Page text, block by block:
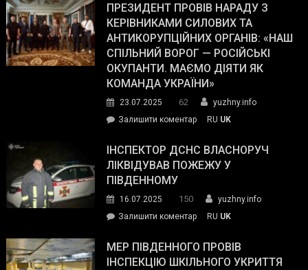
Street
Journal.
Південному
працівникам
ОПЗ
з
матеріального
резерву
гуманітарну
допомогу
ПРЕЗИДЕНТ ПРОВІВ НАРАДУ З
КЕРІВНИКАМИ СИЛОВИХ ТА
АНТИКОРУПЦІЙНИХ ОРГАНІВ: «НАШ
СПІЛЬНИЙ ВОРОГ — РОСІЙСЬКІ
ОКУПАНТИ. МАЄМО ДІЯТИ ЯК
КОМАНДА УКРАЇНИ»
23.07.2025 62
yuzhny.info
Залишити коментарon
провів
нараду
силових
та
органів:
«Наш
RU UK
ІНСПЕКТОР ДСНС ВЛАСНОРУЧ
ЛІКВІДУВАВ ПОЖЕЖУ У
ПІВДЕННОМУ
16.07.2025 150
yuzhny.info
Залишити коментарon
ДСНС
власноруч
RU UK
МЕР ПІВДЕННОГО ПРОВІВ
ІНСПЕКЦІЮ ШКІЛЬНОГО УКРИТТЯ